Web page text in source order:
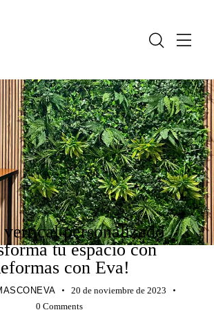
DECORACIÓN IDEAS
NOVEDADES TENDENCIAS
personalizado
tu espacio con
con Eva!
20 de noviembre de 2023
0 Comments